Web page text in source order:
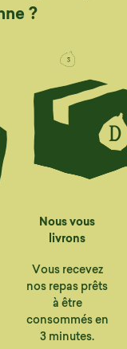
?
Nous vous
livrons
Vous recevez
nos repas prêts
à être
consommés en
3 minutes.